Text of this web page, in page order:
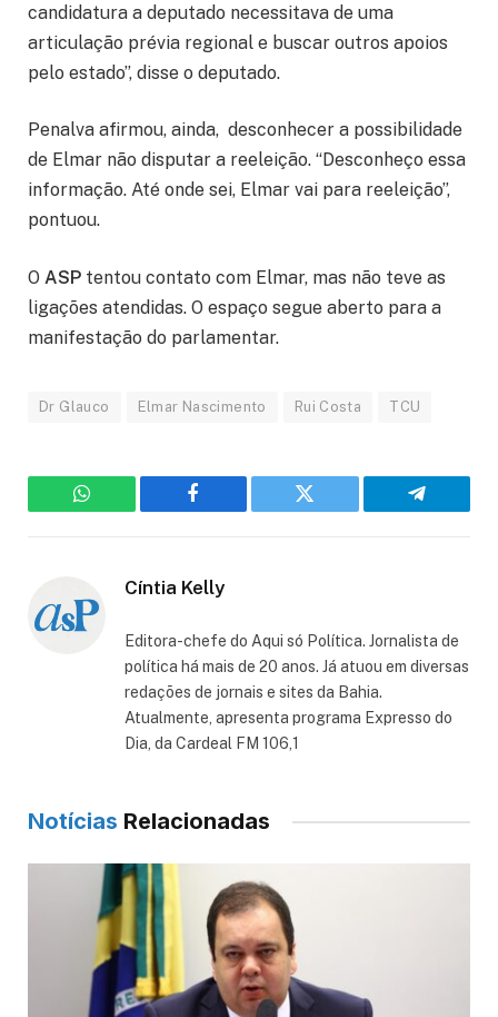
candidatura a deputado necessitava de uma
articulação prévia regional e buscar outros apoios
pelo estado”, disse o deputado.
Penalva afirmou, ainda, desconhecer a possibilidade
de Elmar não disputar a reeleição. “Desconheço essa
informação. Até onde sei, Elmar vai para reeleição”,
pontuou.
O ASP tentou contato com Elmar, mas não teve as
ligações atendidas. O espaço segue aberto para a
manifestação do parlamentar.
Dr Glauco Elmar Nascimento Rui Costa TCU
WhatsApp Facebook Twitter Telegram
Cíntia Kelly
Editora-chefe do Aqui só Política. Jornalista de
política há mais de 20 anos. Já atuou em diversas
redações de jornais e sites da Bahia.
Atualmente, apresenta programa Expresso do
Dia, da Cardeal FM 106,1
Notícias Relacionadas